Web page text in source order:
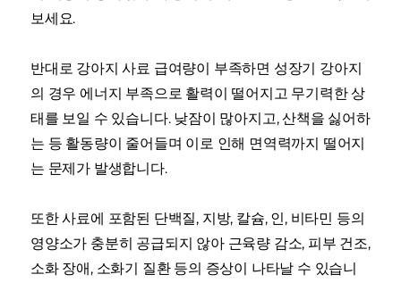
보세요.
반대로 강아지 사료 급여량이 부족하면 성장기 강아지
의 경우 에너지 부족으로 활력이 떨어지고 무기력한 상
태를 보일 수 있습니다. 낮잠이 많아지고, 산책을 싫어하
는 등 활동량이 줄어들며 이로 인해 면역력까지 떨어지
는 문제가 발생합니다.
또한 사료에 포함된 단백질, 지방, 칼슘, 인, 비타민 등의
영양소가 충분히 공급되지 않아 근육량 감소, 피부 건조,
소화 장애, 소화기 질환 등의 증상이 나타날 수 있습니